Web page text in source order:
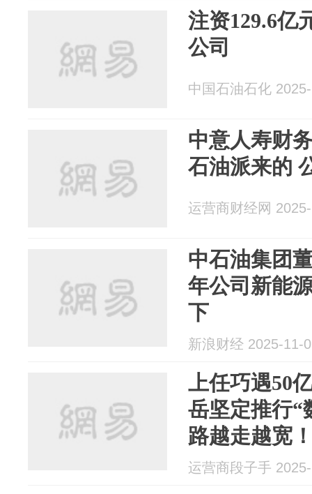
注资129.6亿
公司
中国石油石化
中意人寿财
石油派来的
运营商财经网
中石油集团
年公司新能
下
新浪财经 2025-11-
上任巧遇50
岳坚定推行“
路越走越宽
运营商段子手